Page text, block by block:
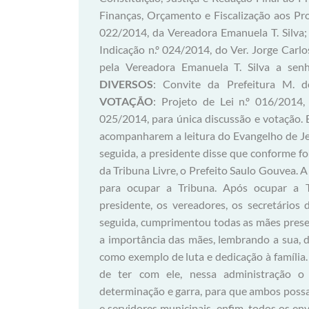
Finanças, Orçamento e Fiscalização aos
022/2014, da Vereadora Emanuela T.
Indicação n.º 024/2014, do Ver. Jorge
pela Vereadora Emanuela T. Silva a
DIVERSOS: Convite da Prefeitura M.
VOTAÇÃO: Projeto de Lei n.º 016/2014, para única discussão e votação; Projeto de Lei n.º 025/2014, para única discussão e votação. Em seguida, a presidente convidou a todos para de pé acompanharem a leitura do Evangelho de Jesus Cristo, segundo João, Capítulo 6, Vers. 44-51. Em seguida, a presidente disse que conforme foi anunciado na sessão anterior, se inscreveu e fará uso da Tribuna Livre, o Prefeito Saulo Gouvea. A seguir, a presidente convidou o prefeito Saulo Gouvea para ocupar a Tribuna. Após ocupar a Tribuna, o Prefeito Saulo Gouvea cumprimentou a presidente, os vereadores, os secretários de governo, os distritais e a população presente. Em seguida, cumprimentou todas as mães presentes pela comemoração do Dia das Mães, ressaltando a importância das mães, lembrando a sua, de quem não tem mais a presença material, mas a tem como exemplo de luta e dedicação à família. Em seguida o prefeito disse da sua satisfação e prazer de ter com ele, nessa administração o Edivaldo, uma administração feita de muita luta determinação e garra, para que ambos possam junto com todo o secretariado, todos os assessores e servidores municipais, enfim, todos os envolvidos nessa gestão, dar tudo deles com muita força, muita fé em Deus, para na condição de servidores municipais estarem oferecendo aos munícipes tudo de bom, tudo de melhor, sempre buscando melhorar a qualidade de vida de todos, melhorar Cantagalo e, nunca prestigiar grupinhos políticos ou pessoas individualmente, ou seja, a missão deles é prestigiar a todos com igualdade. Em seguida, o prefeito disse que era muito cobrado pelo vice-prefeito Edivaldo e, pela Vereadora Emanuela a falta de ambulância no Paraíba, então, mandou uma ambulância para o distrito, que era a que ele tinha, era usada, não era de qualidade e, ele recolheu essa ambulância. Com a implantação do SAMU em Cantagalo e por terem recebido uma ambulância do governo do estado, estão preparando uma ambulância de melhor qualidade para o distrito, que atenderá muito melhor a todos. Comentou também, que muitas das estradas dos distritos foram patroladas e ensaibradas, muitos bueiros foram construídos, mas infelizmente há uma carência muito grande de pessoal na prefeitura de Cantagalo. Hoje mesmo deu posse a aproximadamente vinte novos servidores, sendo dentre eles cinco motoristas, cinco guardas ambientais, um dentista para São Sebastião do Paraíba, um enfermeiro que estará definitivamente em Paraíba e, acredita que daqui a uns vinte ou trinta dias, o distrito terá um médico definitivamente instalado. Disse que infelizmente, trocaram seis por meia dúzia, porque o quinto médico na lista de aprovados está trabalhando em Boa Sorte pelo Programa mais Médico do governo Federal, pago pelo ministério da saúde, então, o município ficará com a falta de um médico, mas tem a promessa do ministério da saúde que em outubro ou novembro terão um médico para substituir esse que passou no concurso e deixará o programa mais médico. Agora chamarão o sexto médico aprovado e se ele vir para o município o destino dele será São Sebastião do Paraíba. Disse que, pela primeira vez na história de Cantagalo, a prefeitura firmou um convênio com a EMATER no valor de setenta mil reais, para beneficiar os produtores rurais de São Sebastião do Paraíba, Boa Sorte, Euclidelândia, Floresta, então, esse convênio é para beneficiar exclusivamente os produtores rurais. Para beneficiar exclusivamente o Paraíba, através do Programa Somando Forças e, através da atuante vereadora Emanuela, conseguiu através do Deputado Felipe Peixoto, que na época era secretário, um projeto maravilhoso que trará uma retroescavadeira, que já